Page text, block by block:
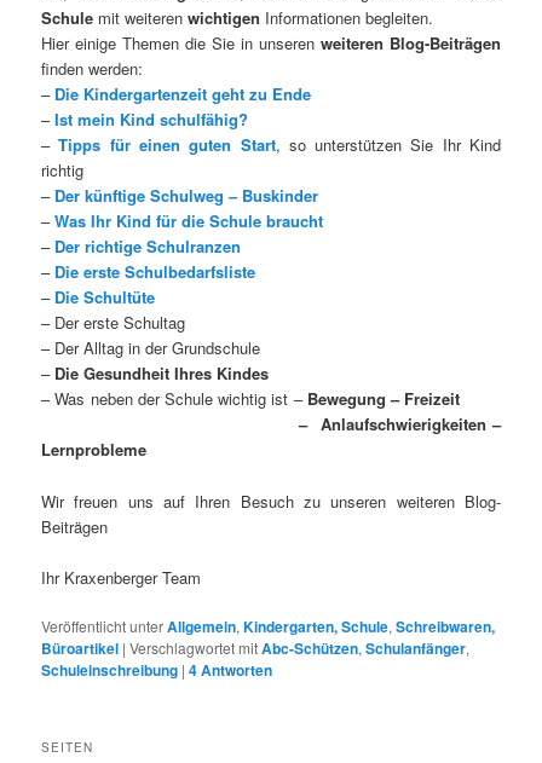
Schule mit weiterenwichtigen Informationen begleiten.
Hier einige Themen die Sie in unseren weiteren Blog-Beiträgen
finden werden:
– Die Kindergartenzeit geht zu Ende
–Ist mein Kind schulfähig?
–Tipps für einen guten Start, so unterstützen Sie Ihr Kind
richtig
– Der künftige Schulweg – Buskinder
–Was Ihr Kind für die Schule braucht
– Der richtige Schulranzen
– Die erste Schulbedarfsliste
– Die Schultüte
– Der erste Schultag
– Der Alltag in der Grundschule
– Die Gesundheit Ihres Kindes
– Was neben der Schule wichtig ist – Bewegung – Freizeit
– Anlaufschwierigkeiten –
Lernprobleme
Wir freuen uns auf Ihren Besuch zu unseren weiteren Blog-
Beiträgen
Ihr Kraxenberger Team
Veröffentlicht unterAllgemein,Kindergarten, Schule,Schreibwaren,
Büroartikel |Verschlagwortet mitAbc-Schützen,Schulanfänger,
Schuleinschreibung |4Antworten
SEITEN